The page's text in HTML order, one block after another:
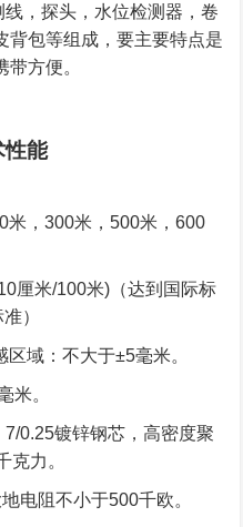
，探头，水位检测器，卷
背包等组成，要主要特点是
方便。
性能
米，300米，500米，600
厘米/100米)（达到国际标
）
域：不大于±5毫米。
米。
0.25镀锌钢芯，高密度聚
克力。
电阻不小于500千欧。